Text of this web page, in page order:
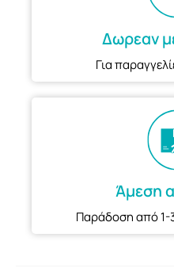
Δωρεαν
Για
Άμεση
Παράδοση από 1-